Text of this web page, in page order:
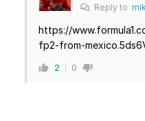
Reply to
https://
fp2-from-
2 0